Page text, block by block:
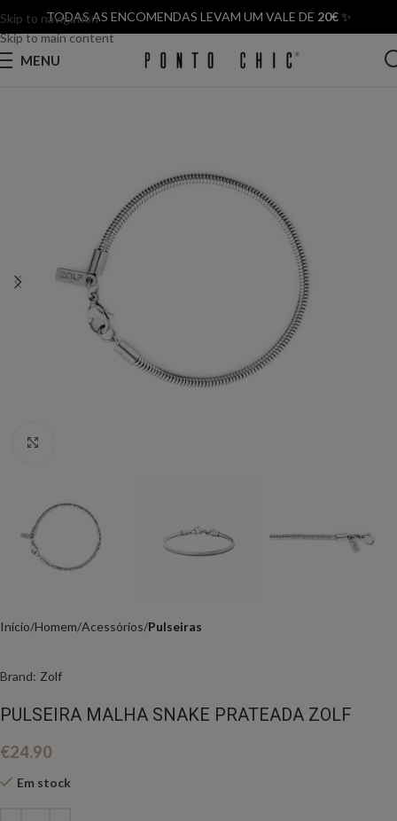
Skip to navigation
Skip to main content
TODAS AS ENCOMENDAS LEVAM UM VALE DE 20€✨
MENU
Início Homem Acessórios Pulseiras
Brand: Zolf
PULSEIRA MALHA SNAKE PRATEADA ZOLF
€24.90
Em stock